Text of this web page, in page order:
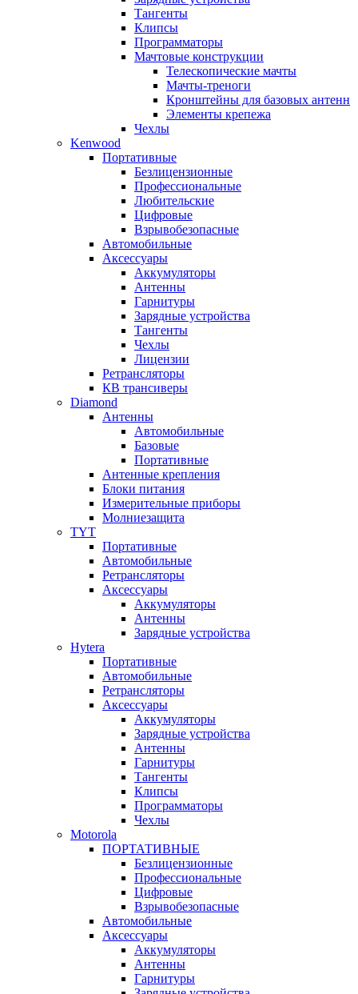
Тангенты
Клипсы
Программаторы
Мачтовые конструкции
Телескопические мачты
Мачты-треноги
Кронштейны для базовых антенн
Элементы крепежа
Чехлы
Kenwood
Портативные
Безлицензионные
Профессиональные
Любительские
Цифровые
Взрывобезопасные
Автомобильные
Аксессуары
Аккумуляторы
Антенны
Гарнитуры
Зарядные устройства
Тангенты
Чехлы
Лицензии
Ретрансляторы
КВ трансиверы
Diamond
Антенны
Автомобильные
Базовые
Портативные
Антенные крепления
Блоки питания
Измерительные приборы
Молниезащита
TYT
Портативные
Автомобильные
Ретрансляторы
Аксессуары
Аккумуляторы
Антенны
Зарядные устройства
Hytera
Портативные
Автомобильные
Ретрансляторы
Аксессуары
Аккумуляторы
Зарядные устройства
Антенны
Гарнитуры
Тангенты
Клипсы
Программаторы
Чехлы
Motorola
ПОРТАТИВНЫЕ
Безлицензионные
Профессиональные
Цифровые
Взрывобезопасные
Автомобильные
Аксессуары
Аккумуляторы
Антенны
Гарнитуры